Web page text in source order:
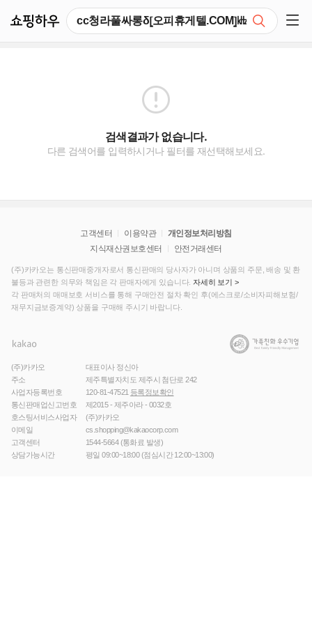
검색결과가 없습니다.
다른 검색어를 입력하시거나 필터를 재선택해보세요.
고객센터 이용약관
개인정보처리방침
지식재산권보호센터
안전거래센터
(주)카카오는 통신판매중개자로서 통신판매의 당사자가 아니며 상품의 주문, 배송 및 환
불등과 관련한 의무와 책임은 각 판매자에게 있습니다. 자세히 보기 >
각 판매처의 매매보호 서비스를 통해 구매안전 절차 확인 후(에스크로/소비자피해보험/
재무지금보증계약) 상품을 구매해 주시기 바랍니다.
(주)카카오
대표이사 정신아
주소
제주특별자치도 제주시 첨단로 242
사업자등록번호
120-81-47521 등록정보확인
통신판매업신고번호
제2015 - 제주아라 - 0032호
호스팅서비스사업자
(주)카카오
이메일
cs.shopping@kakaocorp.com
고객센터
1544-5664(통화료 발생)
상담가능시간
평일 09:00~18:00 (점심시간 12:00~13:00)